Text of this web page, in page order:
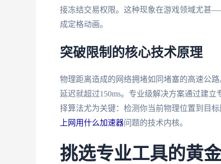
接冻结交易权限。这种现象在游戏领域尤甚
成定格动画。
突破限制的核心技术原理
物理距离造成的网络拥堵如同堵塞的高速公
延迟就超过150ms。专业级解决方案通过建
择算法尤为关键：检测你当前物理位置到目
上网用什么加速器问题的技术内核。
挑选专业工具的黄